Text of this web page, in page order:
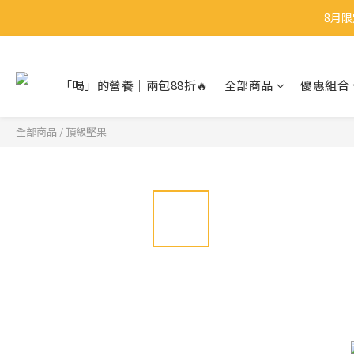
8月
8月
「喝」的營養｜兩包88折🔥 全部商品 優惠組合
全部商品 / 頂級堅果